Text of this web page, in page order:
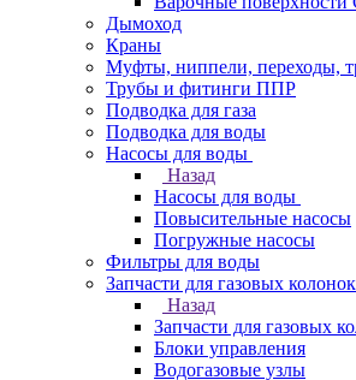
Дымоход
Краны
Муфты, ниппели, переходы,
Трубы и фитинги ППР
Подводка для газа
Подводка для воды
Насосы для воды
Назад
Насосы для воды
Повысительные насосы
Погружные насосы
Фильтры для воды
Запчасти для газовых колонок
Назад
Запчасти для газовых
Блоки управления
Водогазовые узлы